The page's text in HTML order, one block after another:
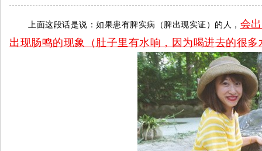
上面这段话是说：如果患有脾实病（脾出现实证）的人， 会
出现肠鸣的现象（肚子里有水响，因为喝进去的很